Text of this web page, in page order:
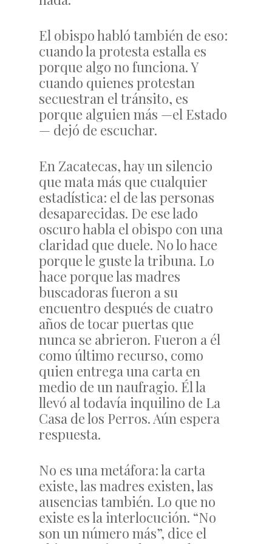
El obispo habló también de eso:
cuando la protesta estalla es
porque algo no funciona. Y
cuando quienes protestan
secuestran el tránsito, es
porque alguien más —el Estado
— dejó de escuchar.
En Zacatecas, hay un silencio
que mata más que cualquier
estadística: el de las personas
desaparecidas. De ese lado
oscuro habla el obispo con una
claridad que duele. No lo hace
porque le guste la tribuna. Lo
hace porque las madres
buscadoras fueron a su
encuentro después de cuatro
años de tocar puertas que
nunca se abrieron. Fueron a él
como último recurso, como
quien entrega una carta en
medio de un naufragio. Él la
llevó al todavía inquilino de La
Casa de los Perros. Aún espera
respuesta.
No es una metáfora: la carta
existe, las madres existen, las
ausencias también. Lo que no
existe es la interlocución. “No
son un número más”, dice el